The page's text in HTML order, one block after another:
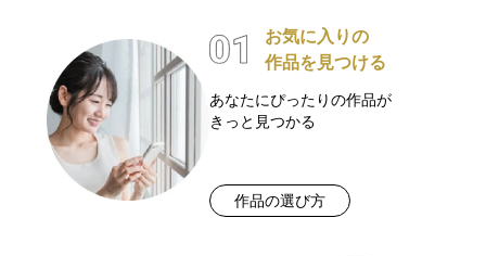
お気に入りの
作品を見つける
あなたにぴったりの作品が
きっと見つかる
作品の選び方